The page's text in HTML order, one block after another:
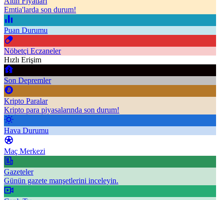
Emtia'larda son durum!
Puan Durumu
Nöbetçi Eczaneler
Hızlı Erişim
Son Depremler
Kripto Paralar
Kripto para piyasalarında son durum!
Hava Durumu
Maç Merkezi
Gazeteler
Günün gazete manşetlerini inceleyin.